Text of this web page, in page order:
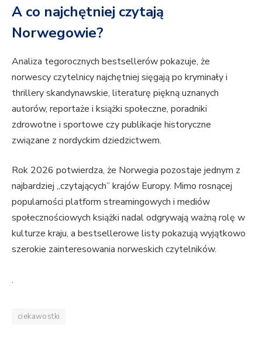
A co najchętniej czytają
Norwegowie?
Analiza tegorocznych bestsellerów pokazuje, że
norwescy czytelnicy najchętniej sięgają po kryminały i
thrillery skandynawskie, literaturę piękną uznanych
autorów, reportaże i książki społeczne, poradniki
zdrowotne i sportowe czy publikacje historyczne
związane z nordyckim dziedzictwem.
Rok 2026 potwierdza, że Norwegia pozostaje jednym z
najbardziej „czytających” krajów Europy. Mimo rosnącej
popularności platform streamingowych i mediów
społecznościowych książki nadal odgrywają ważną rolę w
kulturze kraju, a bestsellerowe listy pokazują wyjątkowo
szerokie zainteresowania norweskich czytelników.
.
ciekawostki